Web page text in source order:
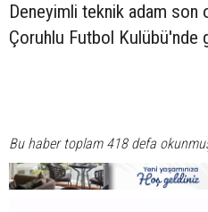
Deneyimli teknik adam
Çoruhlu Futbol Kulübü'nde
Bu haber toplam 418 defa